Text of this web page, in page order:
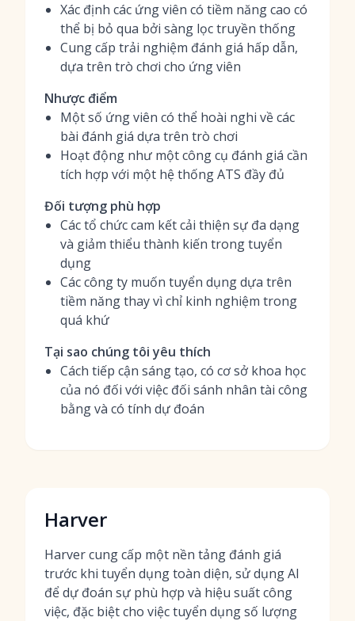
Xác định các ứng viên có tiềm năng cao có
thể bị bỏ qua bởi sàng lọc truyền thống
Cung cấp trải nghiệm đánh giá hấp dẫn,
dựa trên trò chơi cho ứng viên
Nhược điểm
Một số ứng viên có thể hoài nghi về các
bài đánh giá dựa trên trò chơi
Hoạt động như một công cụ đánh giá cần
tích hợp với một hệ thống ATS đầy đủ
Đối tượng phù hợp
Các tổ chức cam kết cải thiện sự đa dạng
và giảm thiểu thành kiến trong tuyển
dụng
Các công ty muốn tuyển dụng dựa trên
tiềm năng thay vì chỉ kinh nghiệm trong
quá khứ
Tại sao chúng tôi yêu thích
Cách tiếp cận sáng tạo, có cơ sở khoa học
của nó đối với việc đối sánh nhân tài công
bằng và có tính dự đoán
Harver
Harver cung cấp một nền tảng đánh giá
trước khi tuyển dụng toàn diện, sử dụng AI
để dự đoán sự phù hợp và hiệu suất công
việc, đặc biệt cho việc tuyển dụng số lượng